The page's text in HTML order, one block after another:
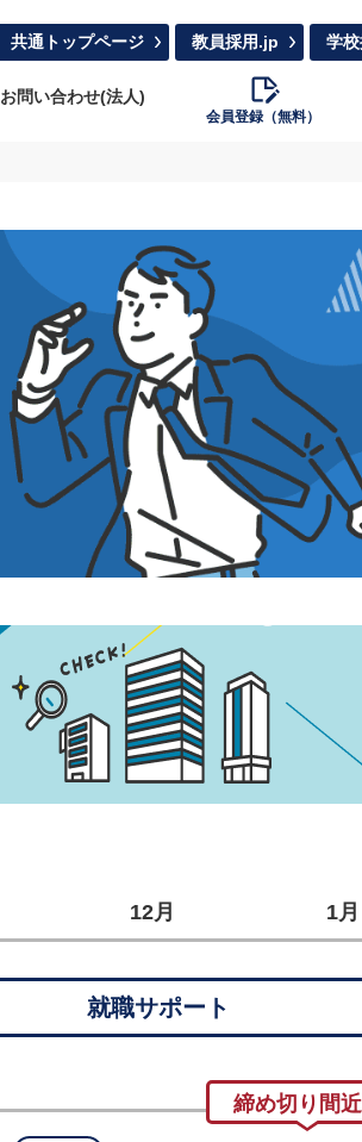
共通トップページ 教員採用.jp 学
お問い合わせ(法人)
会員登録（無料）
12月 1月
就職サポート
締め切り間近